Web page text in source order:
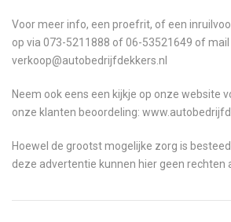
Voor meer info, een proefrit, of een
op via 073-5211888 of 06-53521649 of
verkoop@autobedrijfdekkers.nl
Neem ook eens een kijkje op onze website
onze klanten beoordeling:
Hoewel de grootst mogelijke zorg is
deze advertentie kunnen hier geen rechten